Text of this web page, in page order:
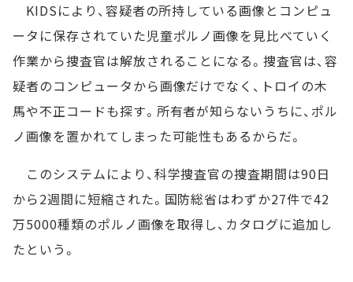
KIDSにより、容疑者の所持している画像とコンピュ
ータに保存されていた児童ポルノ画像を見比べていく
作業から捜査官は解放されることになる。捜査官は、容
疑者のコンピュータから画像だけでなく、トロイの木
馬や不正コードも探す。所有者が知らないうちに、ポル
ノ画像を置かれてしまった可能性もあるからだ。
このシステムにより、科学捜査官の捜査期間は90日
から2週間に短縮された。国防総省はわずか27件で42
万5000種類のポルノ画像を取得し、カタログに追加し
たという。